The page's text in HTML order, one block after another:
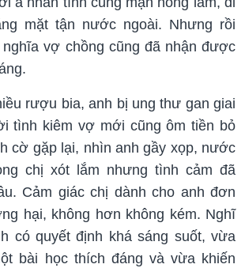
mặt tận nước ngoài. Nhưng rồi
vợ chồng cũng đã nhận được
rượu bia, anh bị ung thư gan giai
tình kiêm vợ mới cũng ôm tiền bỏ
cờ gặp lại, nhìn anh gầy xọp, nước
chị xót lắm nhưng tình cảm đã
Cảm giác chị dành cho anh đơn
hại, không hơn không kém. Nghĩ
có quyết định khá sáng suốt, vừa
bài học thích đáng và vừa khiến